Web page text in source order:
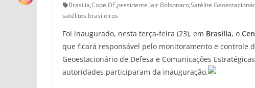
Brasília,Cope,DF,presidente Jair Bolsonaro,Satélite
satélites brasileiros
Foi inaugurado, nesta terça-feira (23), em Brasília, o
que ficará responsável pelo monitoramento e controle
Geoestacionário de Defesa e Comunicações
autoridades participaram da inauguração.